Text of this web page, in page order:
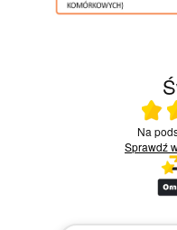
Na
Sprawdź